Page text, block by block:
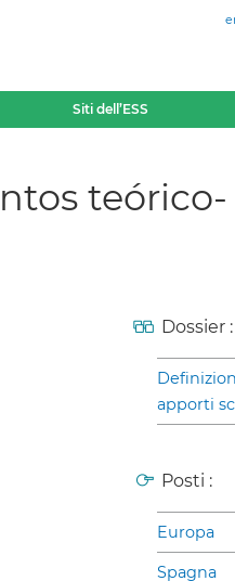
Siti dell’ESS
teórico-
Dossier :
apporti
Posti :
Europa
Spagna